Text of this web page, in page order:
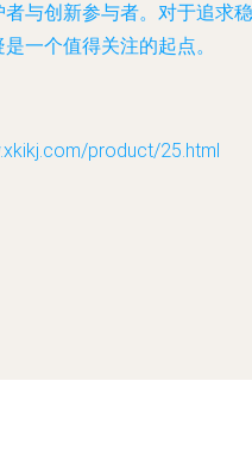
与创新参与者。对于追求稳
一个值得关注的起点。
product/25.html